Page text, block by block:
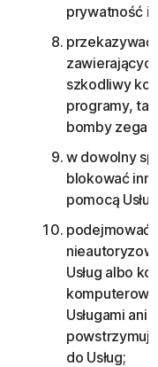
prywatność
przekazywać
szkodliwy
programy,
bomby
w dowolny
blokować
pomocą Usług;
podejmować
Usług albo
Usługami ani
do Usług;